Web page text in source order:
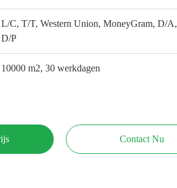
L/C, T/T, Western Union, MoneyGram, D/A,
D/P
10000 m2, 30 werkdagen
Contact Nu